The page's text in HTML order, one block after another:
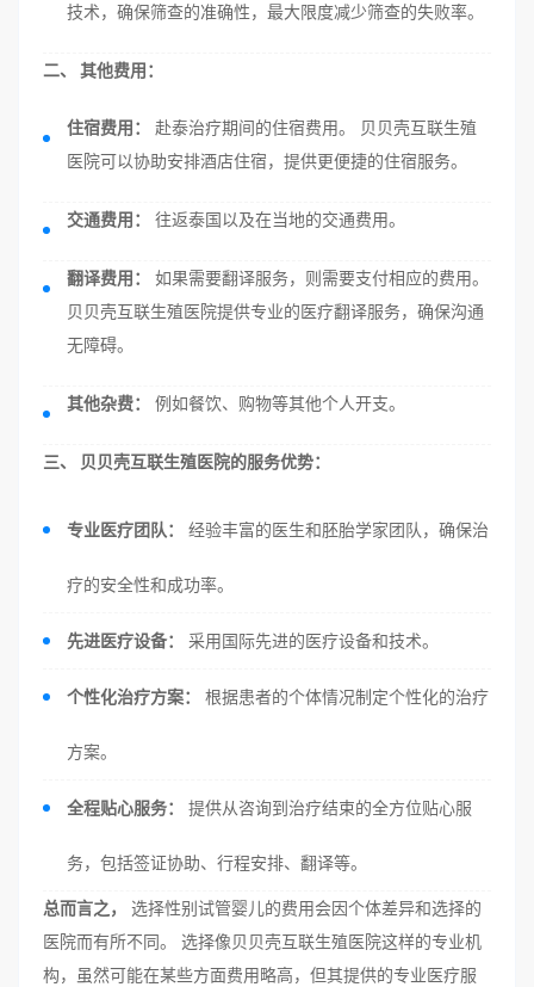
技术，确保筛查的准确性，最大限度减少筛查的失败率。
二、 其他费用：
住宿费用：
赴泰治疗期间的住宿费用。 贝贝壳互联生殖
医院可以协助安排酒店住宿，提供更便捷的住宿服务。
交通费用： 往返泰国以及在当地的交通费用。
翻译费用：
如果需要翻译服务，则需要支付相应的费用。
贝贝壳互联生殖医院提供专业的医疗翻译服务，确保沟通
无障碍。
其他杂费： 例如餐饮、购物等其他个人开支。
三、 贝贝壳互联生殖医院的服务优势：
专业医疗团队： 经验丰富的医生和胚胎学家团队，确保治
疗的安全性和成功率。
先进医疗设备： 采用国际先进的医疗设备和技术。
个性化治疗方案： 根据患者的个体情况制定个性化的治疗
方案。
全程贴心服务： 提供从咨询到治疗结束的全方位贴心服
务，包括签证协助、行程安排、翻译等。
总而言之，
选择性别试管婴儿的费用会因个体差异和选择的
医院而有所不同。 选择像贝贝壳互联生殖医院这样的专业机
构，虽然可能在某些方面费用略高，但其提供的专业医疗服